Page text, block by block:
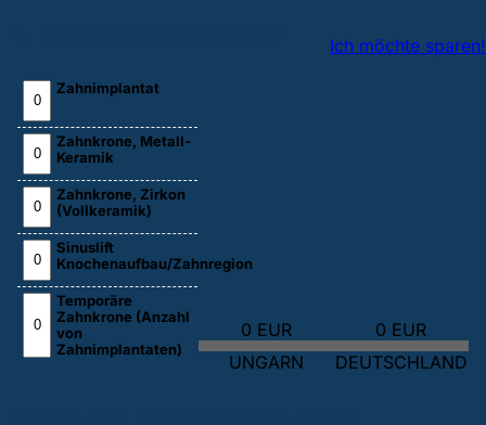
Ich möchte sparen!
Zahnimplantat
Zahnkrone, Metall-
Keramik
Zahnkrone, Zirkon
(Vollkeramik)
Sinuslift
Knochenaufbau/Zahnregion
Temporäre
Zahnkrone (Anzahl
von
Zahnimplantaten)
0 EUR
UNGARN
0 EUR
DEUTSCHLAND